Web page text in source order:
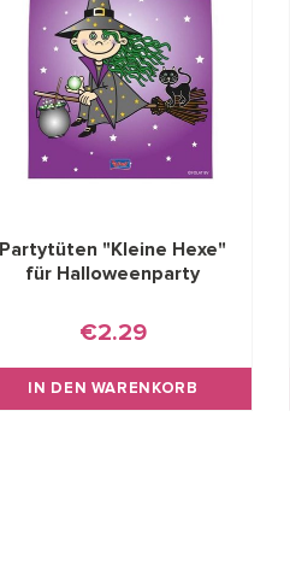
Partytüten "Kleine Hexe"
für Halloweenparty
€2.29
IN DEN WARENKORB